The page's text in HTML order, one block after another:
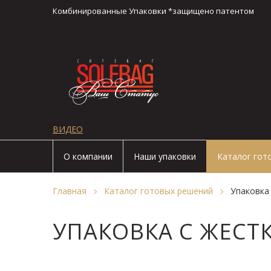
Комбинированные Упаковки *защищено патентом
ВИДЕО
О компании Наши упаковки Каталог
Главная Каталог готовых решений
УПАКОВКА С